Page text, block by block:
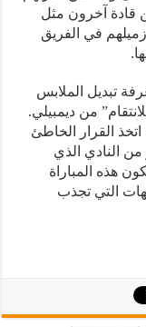
قادة آخرون مثل
في الفريق
تبديل الملابس
من ديمبيلي.
القرار الخاطئ
من النادي الذي
هذه المباراة
التي تجذب